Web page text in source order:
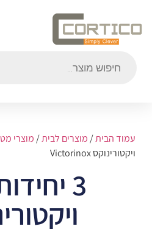
עמוד הבית/מוצרים לבית/מוצרי
ויקטורינוקס Victorinox
3